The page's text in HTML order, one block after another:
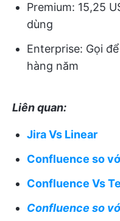
Premium: 15,25
dùng
Enterprise: Gọi
hàng năm
Liên quan:
Jira Vs Linear
Confluence so
Confluence Vs
Confluence so